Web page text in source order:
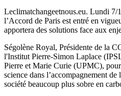
Leclimatchangeetnous.eu. Lundi 7/
l’Accord de Paris est entré en
apportera des solutions face aux
Ségolène Royal, Présidente de la
l'Institut Pierre-Simon Laplace
Pierre et Marie Curie (UPMC),
science dans l’accompagnement
société beaucoup plus sobre en